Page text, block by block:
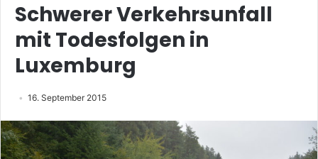
Schwerer Verkehrsunfall
mit Todesfolgen in
Luxemburg
16. September 2015